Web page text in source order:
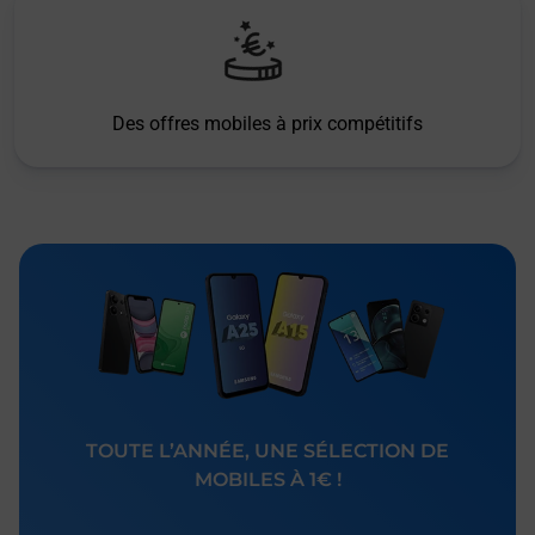
Des offres mobiles à prix compétitifs
TOUTE L’ANNÉE, UNE SÉLECTION DE
MOBILES À 1€ !